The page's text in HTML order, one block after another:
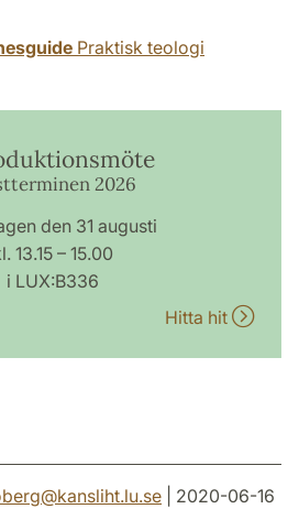
Praktisk teologi
2026
den 31 augusti
13.15 – 15.00
i LUX:B336
Hitta hit
@kansliht.lu.se | 2020-06-16